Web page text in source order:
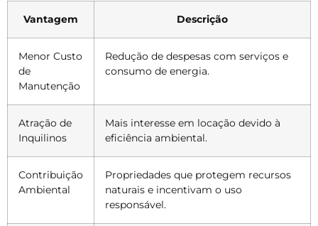
Vantagem Descrição
Menor Custo
de
Manutenção
Redução de despesas com serviços e
consumo de energia.
Atração de
Inquilinos
Mais interesse em locação devido à
eficiência ambiental.
Contribuição
Ambiental
Propriedades que protegem recursos
naturais e incentivam o uso
responsável.